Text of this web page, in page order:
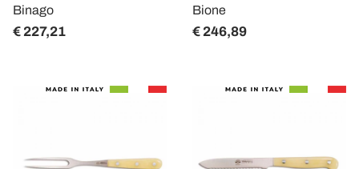
Binago
€ 227,21
Bione
€ 246,89